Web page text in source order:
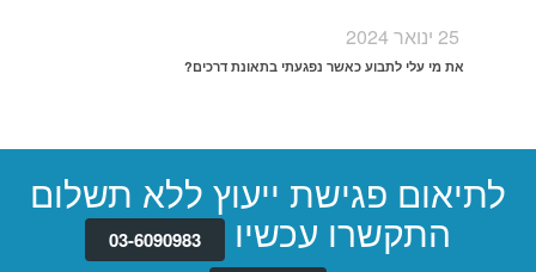
25 ינואר 2024
את מי עלי לתבוע כאשר נפגעתי בתאונת דרכים?
לתיאום פגישת ייעוץ ללא תשלום
התקשרו עכשיו 03-6090983